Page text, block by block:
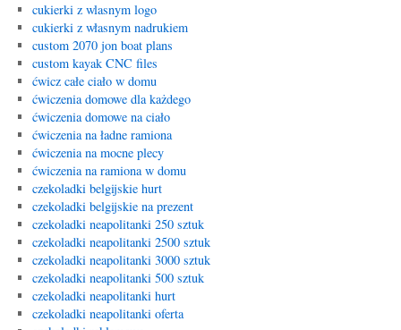
cukierki z wlasnym logo
cukierki z własnym nadrukiem
custom 2070 jon boat plans
custom kayak CNC files
ćwicz całe ciało w domu
ćwiczenia domowe dla każdego
ćwiczenia domowe na ciało
ćwiczenia na ładne ramiona
ćwiczenia na mocne plecy
ćwiczenia na ramiona w domu
czekoladki belgijskie hurt
czekoladki belgijskie na prezent
czekoladki neapolitanki 250 sztuk
czekoladki neapolitanki 2500 sztuk
czekoladki neapolitanki 3000 sztuk
czekoladki neapolitanki 500 sztuk
czekoladki neapolitanki hurt
czekoladki neapolitanki oferta